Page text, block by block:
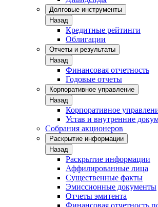
Долговые инструменты
Назад
Кредитные рейтинги
Облигации
Отчеты и результаты
Назад
Финансовая отчетность
Годовые отчеты
Корпоративное управление
Назад
Корпоративное
Устав и внутренние
Собрания акционеров
Раскрытие информации
Назад
Раскрытие информации
Аффилированные лица
Существенные факты
Эмиссионные документы
Отчеты эмитента
Финансовая отчетность